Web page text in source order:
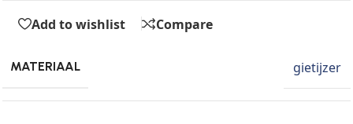
Add to wishlist
Compare
MATERIAAL gietijzer